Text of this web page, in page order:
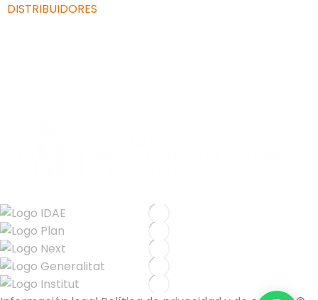
DISTRIBUIDORES